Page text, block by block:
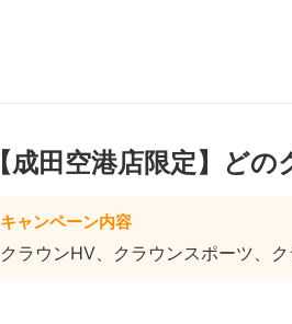
【成田空港店限定】ど
キャンペーン内容
クラウンHV、クラウンスポーツ、